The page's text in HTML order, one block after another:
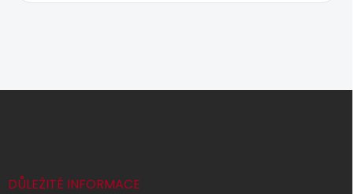
Z
DŮLEŽITÉ INFORMACE